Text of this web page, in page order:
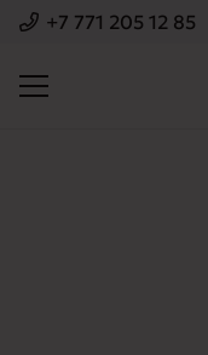
+7 771 205 12 85